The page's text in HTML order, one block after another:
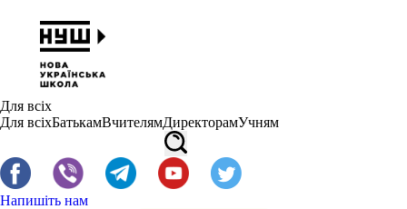
Для всіх
Для всіхБатькамВчителямДиректорамУчням
Напишіть нам